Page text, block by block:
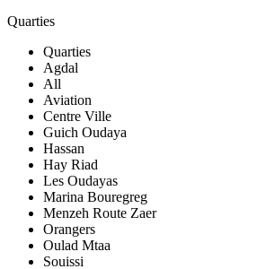
Quarties
Quarties
Agdal
All
Aviation
Centre Ville
Guich Oudaya
Hassan
Hay Riad
Les Oudayas
Marina Bouregreg
Menzeh Route Zaer
Orangers
Oulad Mtaa
Souissi